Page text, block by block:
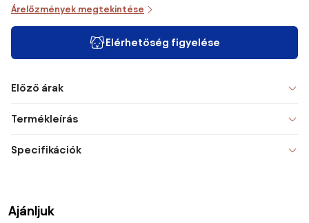
Árelőzmények megtekintése
Elérhetőség figyelése
Előző árak
Termékleírás
Specifikációk
Ajánljuk